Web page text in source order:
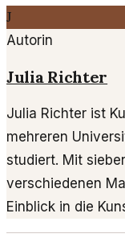
J
Autorin
Julia Richter
Julia Richter ist
mehreren
studiert. Mit
verschiedenen
Einblick in die